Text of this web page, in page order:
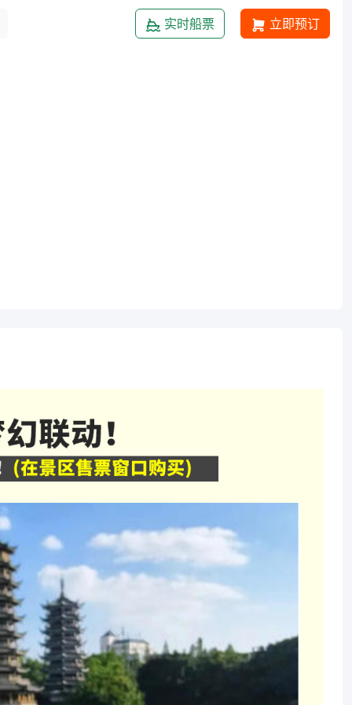
实时船票 立即预订